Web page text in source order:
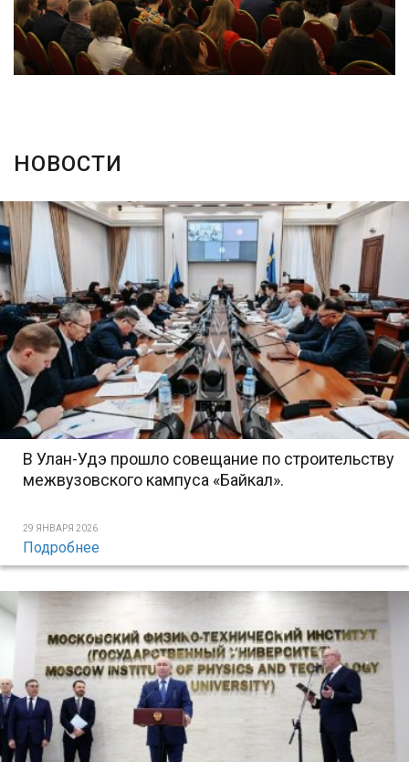
НОВОСТИ
В Улан-Удэ прошло совещание по строительству
межвузовского кампуса «Байкал».
29 ЯНВАРЯ 2026
Подробнее